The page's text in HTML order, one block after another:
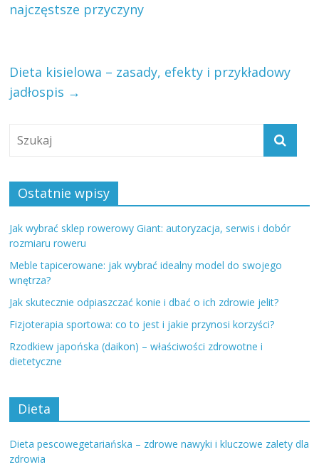
najczęstsze przyczyny
Dieta kisielowa – zasady, efekty i przykładowy
jadłospis →
Ostatnie wpisy
Jak wybrać sklep rowerowy Giant: autoryzacja, serwis i dobór
rozmiaru roweru
Meble tapicerowane: jak wybrać idealny model do swojego
wnętrza?
Jak skutecznie odpiaszczać konie i dbać o ich zdrowie jelit?
Fizjoterapia sportowa: co to jest i jakie przynosi korzyści?
Rzodkiew japońska (daikon) – właściwości zdrowotne i
dietetyczne
Dieta
Dieta pescowegetariańska – zdrowe nawyki i kluczowe zalety dla
zdrowia